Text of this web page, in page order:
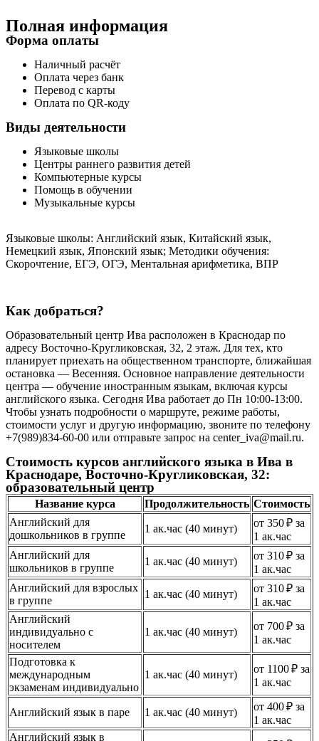
Полная информация
Форма оплаты
Наличный расчёт
Оплата через банк
Перевод с карты
Оплата по QR-коду
Виды деятельности
Языковые школы
Центры раннего развития детей
Компьютерные курсы
Помощь в обучении
Музыкальные курсы
Языковые школы: Английский язык, Китайский язык,
Немецкий язык, Японский язык; Методики обучения:
Скорочтение, ЕГЭ, ОГЭ, Ментальная арифметика, ВПР
Как добраться?
Образовательный центр Ива расположен в Краснодар по
адресу Восточно-Кругликовская, 32, 2 этаж. Для тех, кто
планирует приехать на общественном транспорте, ближайшая
остановка — Весенняя. Основное направление деятельности
центра — обучение иностранным языкам, включая курсы
английского языка. Сегодня Ива работает до Пн 10:00-13:00.
Чтобы узнать подробности о маршруте, режиме работы,
стоимости услуг и другую информацию, звоните по телефону
+7(989)834-60-00 или отправьте запрос на center_iva@mail.ru.
Стоимость курсов английского языка в Ива в
Краснодаре, Восточно-Кругликовская, 32:
образовательный центр
Название курса Продолжительность Стоимость
Английский для
дошкольников в группе
1 ак.час (40 минут)
от 350 ₽ за
1 ак.час
Английский для
школьников в группе
1 ак.час (40 минут)
от 310 ₽ за
1 ак.час
Английский для взрослых
в группе
1 ак.час (40 минут)
от 310 ₽ за
1 ак.час
Английский
индивидуально с
носителем
1 ак.час (40 минут)
от 700 ₽ за
1 ак.час
Подготовка к
международным
экзаменам индивидуально
1 ак.час (40 минут)
от 1100 ₽ за
1 ак.час
Английский язык в паре 1 ак.час (40 минут)
от 400 ₽ за
1 ак.час
Английский язык в